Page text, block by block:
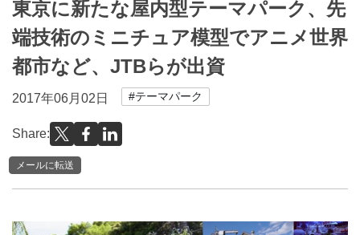
東京に新たな屋内型テーマパーク、先
端技術のミニチュア模型でアニメ世界
都市など、JTBらが出資
2017年06月02日 #テーマパーク
Share:
メールに転送